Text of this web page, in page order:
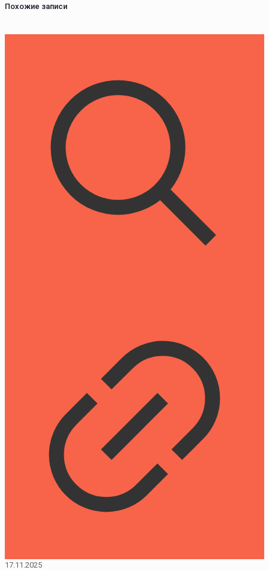
Похожие записи
17.11.2025